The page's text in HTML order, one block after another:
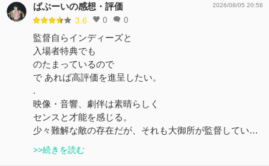
ばぶーいの感想・評価
3.6 0 0
2026/08/05 20:58
監督自らインディーズと
入場者特典でも
のたまっているので
で あれば高評価を進呈したい。
.
映像・音響、劇伴は素晴らしく
センスと才能を感じる。
少々難解な敵の存在だが、それも大御所が監督してい…
>>続きを読む